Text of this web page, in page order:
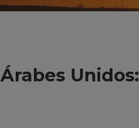
Unidos: